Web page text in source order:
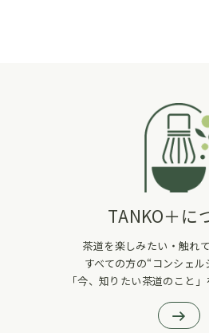
TANKO＋に
茶道を楽しみたい・触れ
すべての方の“コンシェル
「今、知りたい茶道のこと」